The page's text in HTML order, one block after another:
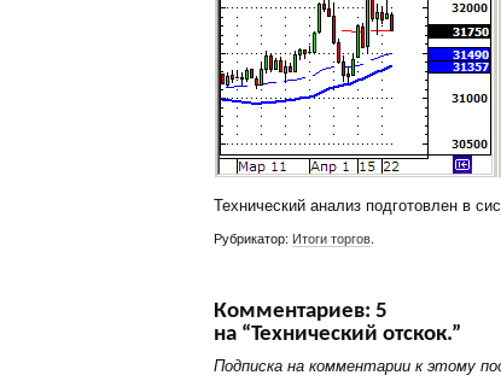
Технический анализ подготовлен в
Рубрикатор: Итоги торгов
Комментариев: 5
на “Технический отскок.”
Подписка на комментарии к этому